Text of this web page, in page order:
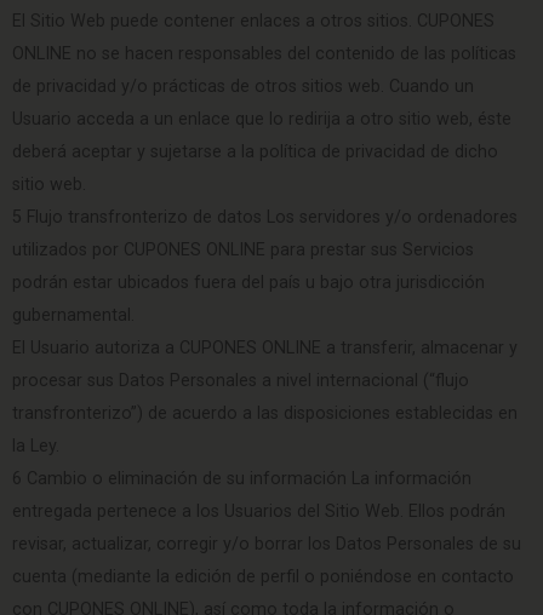
El Sitio Web puede contener enlaces a otros sitios. CUPONES
ONLINE no se hacen responsables del contenido de las políticas
de privacidad y/o prácticas de otros sitios web. Cuando un
Usuario acceda a un enlace que lo redirija a otro sitio web, éste
deberá aceptar y sujetarse a la política de privacidad de dicho
sitio web.
5 Flujo transfronterizo de datos Los servidores y/o ordenadores
utilizados por CUPONES ONLINE para prestar sus Servicios
podrán estar ubicados fuera del país u bajo otra jurisdicción
gubernamental.
El Usuario autoriza a CUPONES ONLINE a transferir, almacenar y
procesar sus Datos Personales a nivel internacional (“flujo
transfronterizo”) de acuerdo a las disposiciones establecidas en
la Ley.
6 Cambio o eliminación de su información La información
entregada pertenece a los Usuarios del Sitio Web. Ellos podrán
revisar, actualizar, corregir y/o borrar los Datos Personales de su
cuenta (mediante la edición de perfil o poniéndose en contacto
con CUPONES ONLINE), así como toda la información o